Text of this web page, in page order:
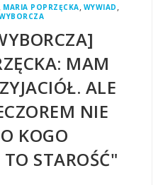
MARIA POPRZĘCKA, WYWIAD ,
MAM
ALE
NIE
KOGO
STAROŚĆ"